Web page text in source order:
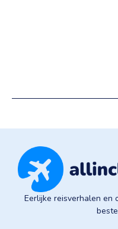
Eerlijke reisverhalen en